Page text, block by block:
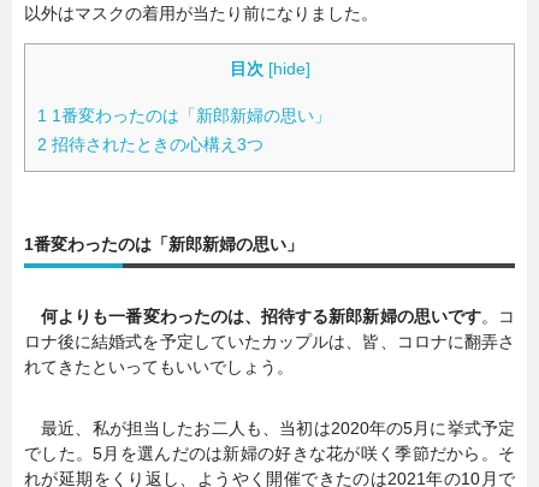
以外はマスクの着用が当たり前になりました。
目次 [hide]
1 1番変わったのは「新郎新婦の思い」
2 招待されたときの心構え3つ
1番変わったのは「新郎新婦の思い」
何よりも一番変わったのは、招待する新郎新婦の思いです。コ
ロナ後に結婚式を予定していたカップルは、皆、コロナに翻弄さ
れてきたといってもいいでしょう。
最近、私が担当したお二人も、当初は2020年の5月に挙式予定
でした。5月を選んだのは新婦の好きな花が咲く季節だから。そ
れが延期をくり返し、ようやく開催できたのは2021年の10月で